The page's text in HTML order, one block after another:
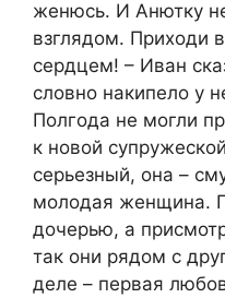
женюсь. И Анютку
взглядом. Приходи
сердцем! – Иван
словно накипело у
Полгода не могли
к новой
серьезный, она –
молодая женщина.
дочерью, а
так они рядом с
деле – первая